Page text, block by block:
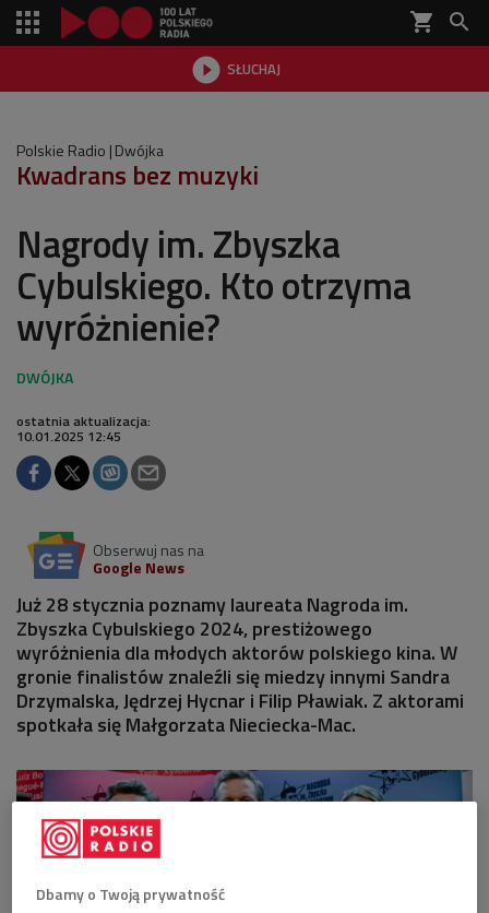
shopping_cart 
 SŁUCHAJ

Polskie Radio Dwójka
Kwadrans bez muzyki
Nagrody im. Zbyszka
Cybulskiego. Kto otrzyma
wyróżnienie?
ostatnia aktualizacja:
10.01.2025 12:45
Obserwuj nas na
Google News
Już 28 stycznia poznamy laureata Nagroda im.
Zbyszka Cybulskiego 2024, prestiżowego
wyróżnienia dla młodych aktorów polskiego kina. W
gronie finalistów znaleźli się miedzy innymi Sandra
Drzymalska, Jędrzej Hycnar i Filip Pławiak. Z aktorami
spotkała się Małgorzata Nieciecka-Mac.
Dbamy o Twoją prywatność